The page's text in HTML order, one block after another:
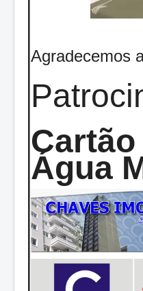
Agradecemos
Água